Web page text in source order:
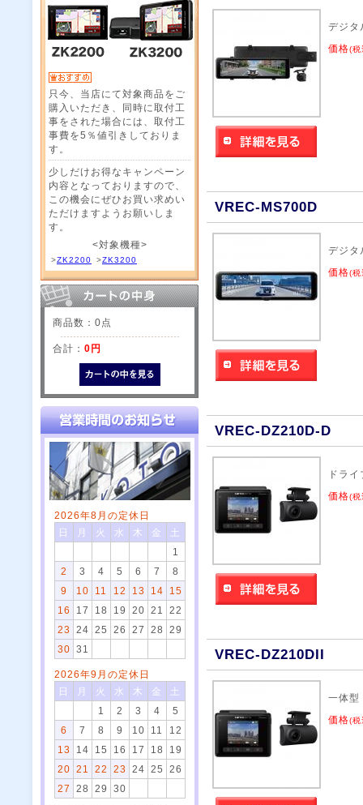
只今、当店にて対象商品をご
購入いただき、同時に取付工
事をされた場合には、取付工
事費を5％値引きしておりま
す。
少しだけお得なキャンペーン
内容となっておりますので、
この機会にぜひお買い求めい
ただけますようお願いしま
す。
<対象機種>
>ZK2200 >ZK3200
商品数：0点
合計： 0円
2026年8月の定休日
日
月 火 水 木 金
土
1
2
3 4 5 6 7
8
9
10 11 12 13 14
15
16
17 18 19 20 21
22
23
24 25 26 27 28
29
30
31
2026年9月の定休日
日
月 火 水 木 金
土
1
2 3 4
5
6
7 8 9 10 11
12
13
14 15 16 17 18
19
20
21 22 23 24 25
26
27
28 29 30
デジタ
価格(税
VREC-MS700D
デジタ
価格(税
VREC-DZ210D-D
ドラ
価格(税
VREC-DZ210DII
一体型
価格(税